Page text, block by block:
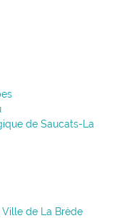
de Saucats-La
Ville de La Brède